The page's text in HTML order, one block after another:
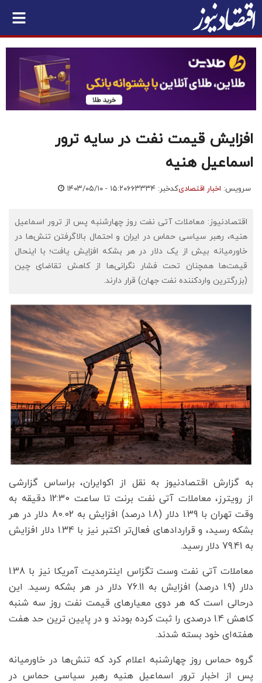
افزایش قیمت نفت در سایه ترور
اسماعیل هنیه
سرویس: اخبار اقتصادیکدخبر: ۶۶۳۳۳۴ ۱۴۰۳/۰۵/۱۰ - ۱۵:۲۰
اقتصادنیوز: معاملات آتی نفت روز چهارشنبه پس از ترور اسماعیل
هنیه، رهبر سیاسی حماس در ایران و احتمال بالاگرفتن تنش‌ها در
خاورمیانه بیش از یک دلار در هر بشکه افزایش یافت؛ با اینحال
قیمت‌ها همچنان تحت فشار نگرانی‌ها از کاهش تقاضای چین
(بزرگترین واردکننده نفت جهان) قرار دارند.
به گزارش اقتصادنیوز به نقل از اکوایران، براساس گزارشی
از رویترز، معاملات آتی نفت برنت تا ساعت 12:30 دقیقه به
وقت تهران با 1.39 دلار (1.8 درصد) افزایش به 80.02 دلار در هر
بشکه رسید، و قراردادهای فعال‌تر اکتبر نیز با 1.34 دلار افزایش
به 79.41 دلار رسید.
معاملات آتی نفت وست تگزاس اینترمدیت آمریکا نیز با 1.38
دلار (1.9 درصد) افزایش به 76.11 دلار در هر بشکه رسید. این
درحالی است که هر دوی معیارهای قیمت نفت روز سه شنبه
کاهش 1.4 درصدی را ثبت کرده بودند و در پایین ترین حد هفت
هفته‌ای خود بسته شدند.
گروه حماس روز چهارشنبه اعلام کرد که تنش‌ها در خاورمیانه
پس از اخبار ترور اسماعیل هنیه رهبر سیاسی حماس در